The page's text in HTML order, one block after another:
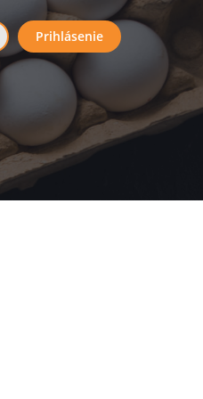
Prihlásenie